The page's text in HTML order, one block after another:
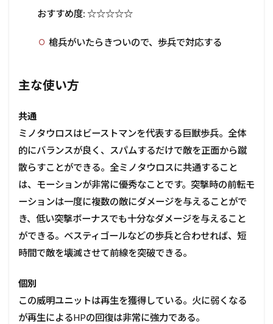
おすすめ度: ☆☆☆☆☆
槍兵がいたらきついので、歩兵で対応する
主な使い方
共通
ミノタウロスはビーストマンを代表する巨獣歩兵。全体
的にバランスが良く、スパムするだけで敵を正面から蹴
散らすことができる。全ミノタウロスに共通すること
は、モーションが非常に優秀なことです。突撃時の前転モ
ーションは一度に複数の敵にダメージを与えることがで
き、低い突撃ボーナスでも十分なダメージを与えること
ができる。ベスティゴールなどの歩兵と合わせれば、短
時間で敵を壊滅させて前線を突破できる。
個別
この威明ユニットは再生を獲得している。火に弱くなる
が再生によるHPの回復は非常に強力である。